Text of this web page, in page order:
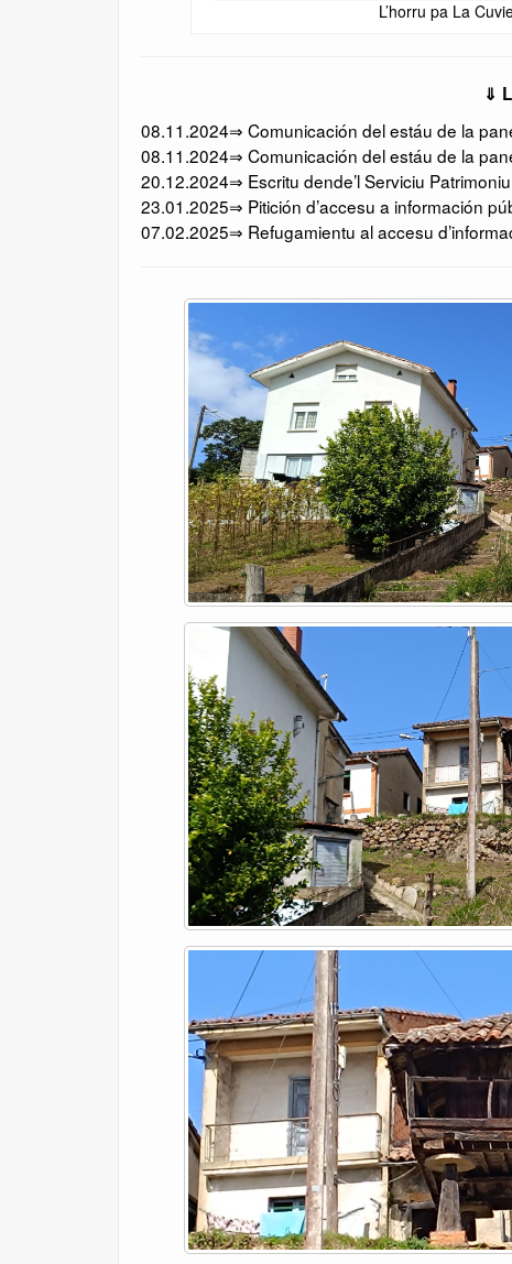
L’horru pa La
⇓
08.11.2024⇒ Comunicación del estáu de la
08.11.2024⇒ Comunicación del estáu de la
20.12.2024⇒ Escritu dende’l Serviciu
23.01.2025⇒ Pitición d’accesu a información
07.02.2025⇒ Refugamientu al accesu